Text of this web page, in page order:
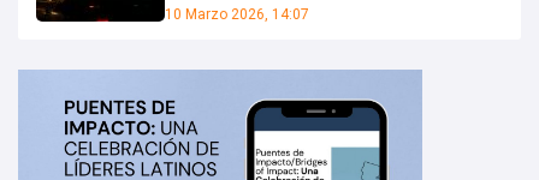
10 Marzo 2026, 14:07